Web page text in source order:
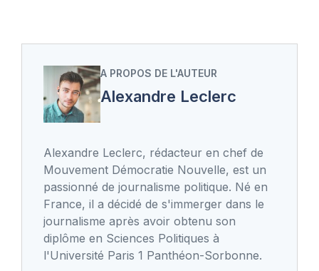
A PROPOS DE L'AUTEUR
Alexandre Leclerc
Alexandre Leclerc, rédacteur en chef de
Mouvement Démocratie Nouvelle, est un
passionné de journalisme politique. Né en
France, il a décidé de s'immerger dans le
journalisme après avoir obtenu son
diplôme en Sciences Politiques à
l'Université Paris 1 Panthéon-Sorbonne.